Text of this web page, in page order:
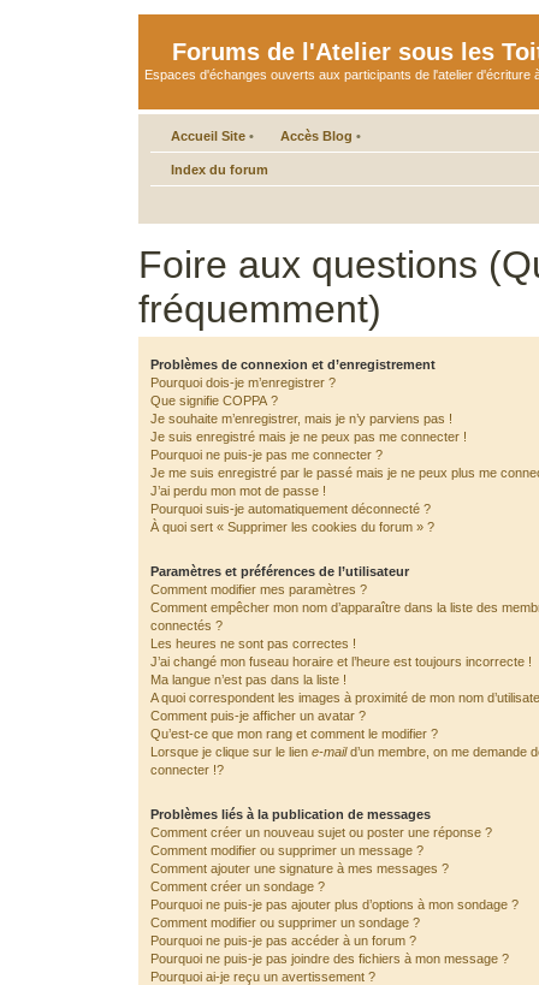
Forums de l'Atelier sous les
Espaces d'échanges ouverts aux participants de l'atelier d'écriture
Accueil Site • Accès Blog •
Index du forum
Foire aux questions
fréquemment)
Problèmes de connexion et d’enregistrement
Pourquoi dois-je m’enregistrer ?
Que signifie COPPA ?
Je souhaite m’enregistrer, mais je n’y parviens pas !
Je suis enregistré mais je ne peux pas me connecter !
Pourquoi ne puis-je pas me connecter ?
Je me suis enregistré par le passé mais je ne peux plus me
J’ai perdu mon mot de passe !
Pourquoi suis-je automatiquement déconnecté ?
À quoi sert « Supprimer les cookies du forum » ?
Paramètres et préférences de l’utilisateur
Comment modifier mes paramètres ?
Comment empêcher mon nom d’apparaître dans la liste des
connectés ?
Les heures ne sont pas correctes !
J’ai changé mon fuseau horaire et l’heure est toujours incorrecte !
Ma langue n’est pas dans la liste !
A quoi correspondent les images à proximité de mon nom
Comment puis-je afficher un avatar ?
Qu’est-ce que mon rang et comment le modifier ?
Lorsque je clique sur le lien e-maild’un membre, on me demande
connecter !?
Problèmes liés à la publication de messages
Comment créer un nouveau sujet ou poster une réponse ?
Comment modifier ou supprimer un message ?
Comment ajouter une signature à mes messages ?
Comment créer un sondage ?
Pourquoi ne puis-je pas ajouter plus d’options à mon sondage ?
Comment modifier ou supprimer un sondage ?
Pourquoi ne puis-je pas accéder à un forum ?
Pourquoi ne puis-je pas joindre des fichiers à mon message ?
Pourquoi ai-je reçu un avertissement ?